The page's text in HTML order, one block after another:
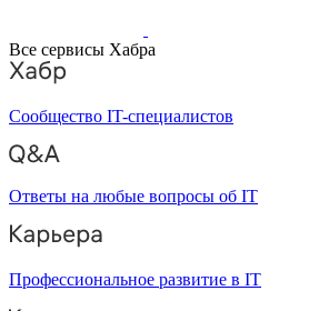
Все сервисы Хабра
Сообщество IT-специалистов
Ответы на любые вопросы об IT
Профессиональное развитие в IT